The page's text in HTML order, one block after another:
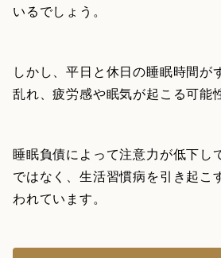
いるでしょう。
しかし、平日と休日の睡眠時間が
乱れ、疲労感や眠気が起こる可能
睡眠負債によって注意力が低下し
ではなく、生活習慣病を引き起こ
われています。